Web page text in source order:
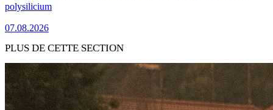
polysilicium
07.08.2026
PLUS DE CETTE SECTION